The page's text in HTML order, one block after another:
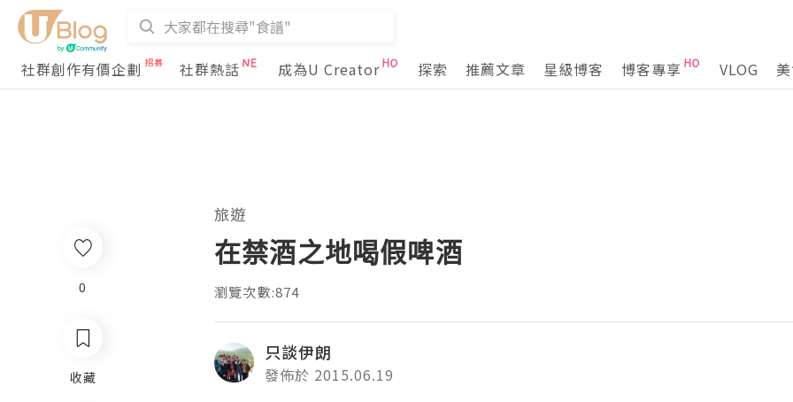
社群創作有價企劃
社群熱話 成為U Creator 探索 推薦文章 星級博客 博客專享 VLOG
旅遊
在禁酒之地喝假啤酒
瀏覽次數:874
只談伊朗
發佈於 2015.06.19
0
收藏